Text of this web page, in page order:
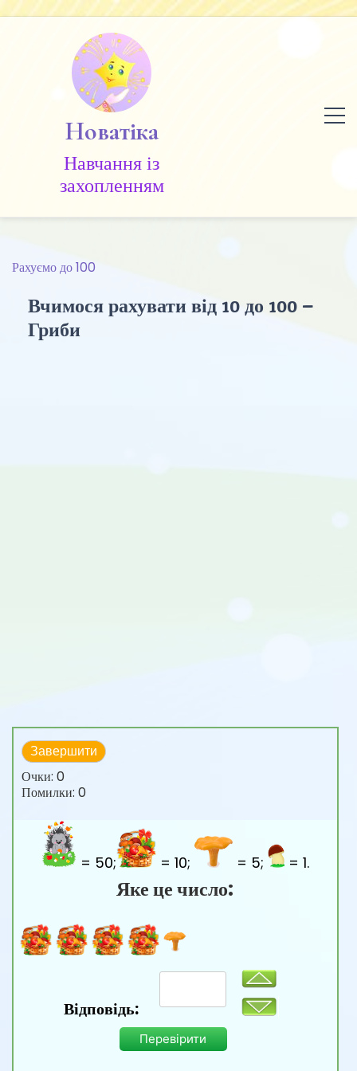
Skip
Новатіка
Навчання із
захопленням
Рахуємо до 100
Вчимося рахувати від 10 до 100 –
Гриби
Завершити
Очки: 0
Помилки: 0
= 50; = 10; = 5; = 1.
Яке це число:
Відповідь:
Перевірити